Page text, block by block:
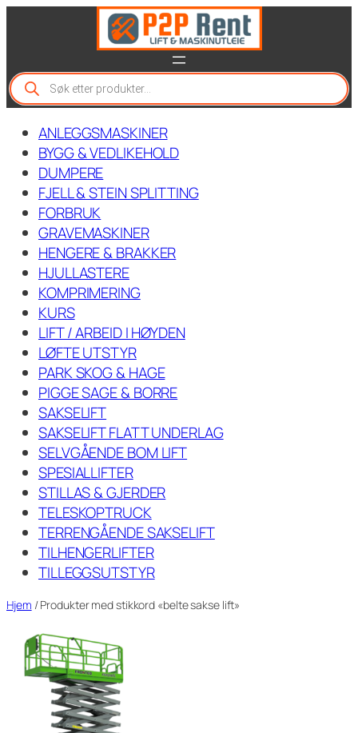
P
r
o
ANLEGGSMASKINER
BYGG & VEDLIKEHOLD
DUMPERE
FJELL & STEIN SPLITTING
FORBRUK
GRAVEMASKINER
HENGERE & BRAKKER
HJULLASTERE
KOMPRIMERING
KURS
LIFT / ARBEID I HØYDEN
LØFTE UTSTYR
PARK SKOG & HAGE
PIGGE SAGE & BORRE
SAKSELIFT
SAKSELIFT FLATT UNDERLAG
SELVGÅENDE BOM LIFT
SPESIALLIFTER
STILLAS & GJERDER
TELESKOPTRUCK
TERRENGÅENDE SAKSELIFT
TILHENGERLIFTER
TILLEGGSUTSTYR
Hjem / Produkter med stikkord «belte sakse lift»